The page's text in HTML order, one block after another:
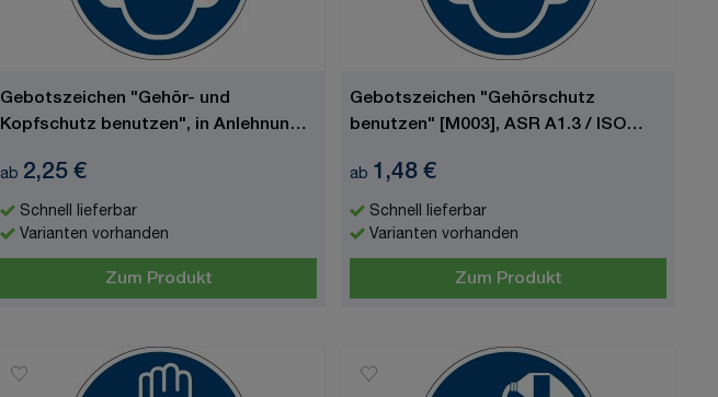
Gebotszeichen "Gehör- und
Kopfschutz benutzen", in Anlehnung
ab 2,25 €
Schnell lieferbar
Varianten vorhanden
Zum Produkt
Gebotszeichen "Gehörschutz
benutzen" [M003], ASR A1.3 / ISO
ab 1,48 €
Schnell lieferbar
Varianten vorhanden
Zum Produkt